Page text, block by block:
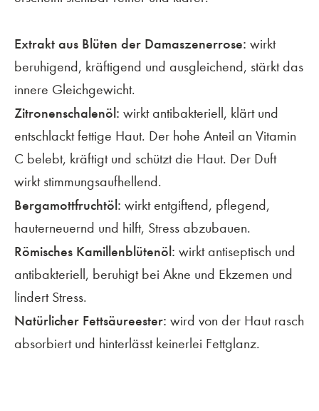
Extrakt aus Blüten der Damaszenerrose: wirkt
beruhigend, kräftigend und ausgleichend, stärkt das
innere Gleichgewicht.
Zitronenschalenöl: wirkt antibakteriell, klärt und
entschlackt fettige Haut. Der hohe Anteil an Vitamin
C belebt, kräftigt und schützt die Haut. Der Duft
wirkt stimmungsaufhellend.
Bergamottfruchtöl: wirkt entgiftend, pflegend,
hauterneuernd und hilft, Stress abzubauen.
Römisches Kamillenblütenöl: wirkt antiseptisch und
antibakteriell, beruhigt bei Akne und Ekzemen und
lindert Stress.
Natürlicher Fettsäureester: wird von der Haut rasch
absorbiert und hinterlässt keinerlei Fettglanz.